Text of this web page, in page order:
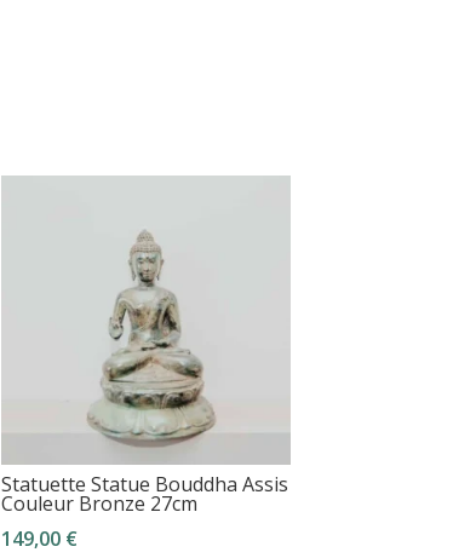
Statuette Statue Bouddha Assis
Couleur Bronze 27cm
149,00 €